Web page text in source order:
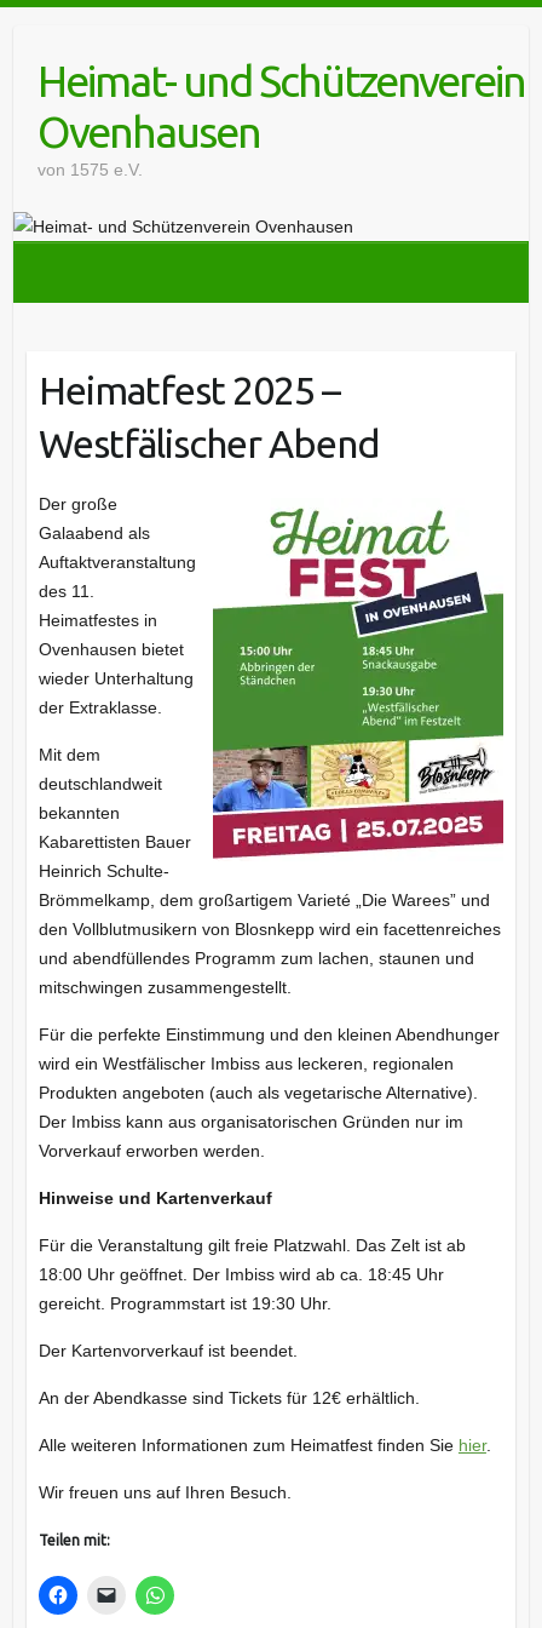
contentHeimat- und Schützenverein
Ovenhausen
von 1575 e.V.
Heimatfest 2025 –
Westfälischer Abend
Der große
Galaabend als
Auftaktveranstaltung
des 11.
Heimatfestes in
Ovenhausen bietet
wieder Unterhaltung
der Extraklasse.
Mit dem
deutschlandweit
bekannten
Kabarettisten Bauer
Heinrich Schulte-
Brömmelkamp, dem großartigem Varieté „Die Warees” und
den Vollblutmusikern von Blosnkepp wird ein facettenreiches
und abendfüllendes Programm zum lachen, staunen und
mitschwingen zusammengestellt.
Für die perfekte Einstimmung und den kleinen Abendhunger
wird ein Westfälischer Imbiss aus leckeren, regionalen
Produkten angeboten (auch als vegetarische Alternative).
Der Imbiss kann aus organisatorischen Gründen nur im
Vorverkauf erworben werden.
Hinweise und Kartenverkauf
Für die Veranstaltung gilt freie Platzwahl. Das Zelt ist ab
18:00 Uhr geöffnet. Der Imbiss wird ab ca. 18:45 Uhr
gereicht. Programmstart ist 19:30 Uhr.
Der Kartenvorverkauf ist beendet.
An der Abendkasse sind Tickets für 12€ erhältlich.
Alle weiteren Informationen zum Heimatfest finden Sie hier.
Wir freuen uns auf Ihren Besuch.
Teilen mit: